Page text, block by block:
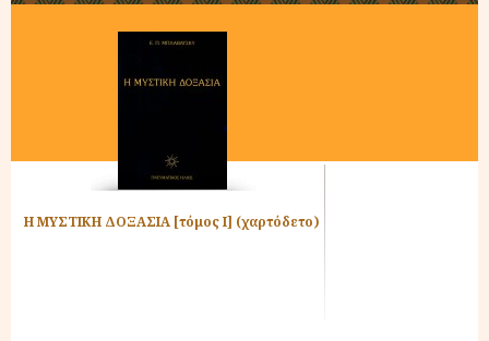
Η ΜΥΣΤΙΚΗ ΔΟΞΑΣΙΑ [τόμος Ι] (χαρτόδετο)